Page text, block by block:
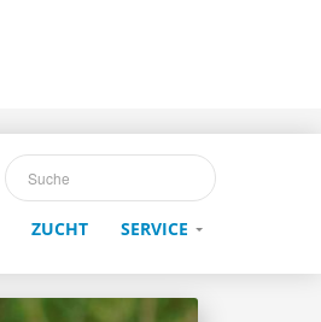
ZUCHT SERVICE